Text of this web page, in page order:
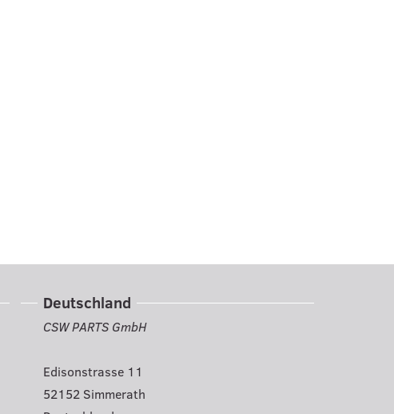
Deutschland
CSW PARTS GmbH
Edisonstrasse 11
52152 Simmerath